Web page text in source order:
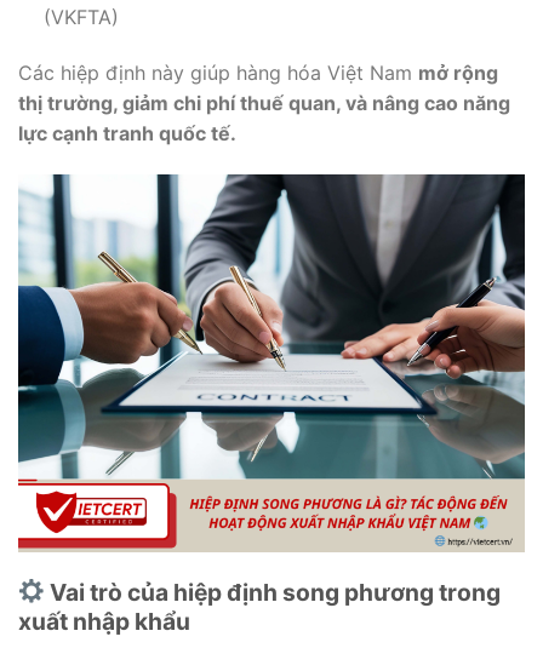
(VKFTA)
Các hiệp định này giúp hàng hóa Việt Nam mở rộng
thị trường, giảm chi phí thuế quan, và nâng cao năng
lực cạnh tranh quốc tế.
Vai trò của hiệp định song phương trong
xuất nhập khẩu